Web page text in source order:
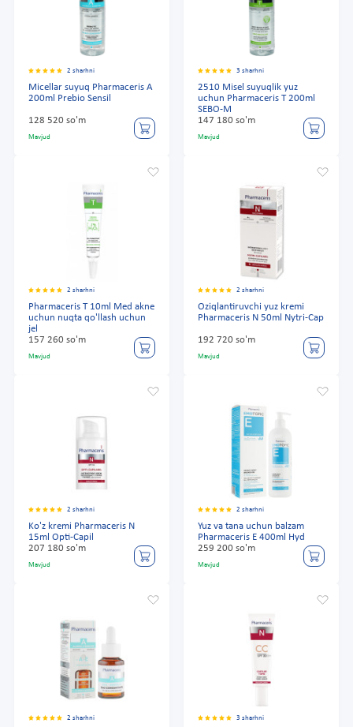
2 sharhni
Micellar suyuq Pharmaceris A
200ml Prebio Sensil
128 520 so'm
Mavjud
3 sharhni
2510 Misel suyuqlik yuz
uchun Pharmaceris T 200ml
SEBO-M
147 180 so'm
Mavjud
2 sharhni
Pharmaceris T 10ml Med akne
uchun nuqta qo'llash uchun
jel
157 260 so'm
Mavjud
2 sharhni
Oziqlantiruvchi yuz kremi
Pharmaceris N 50ml Nytri-Cap
192 720 so'm
Mavjud
2 sharhni
Ko'z kremi Pharmaceris N
15ml Opti-Capil
207 180 so'm
Mavjud
2 sharhni
Yuz va tana uchun balzam
Pharmaceris E 400ml Hyd
259 200 so'm
Mavjud
2 sharhni 3 sharhni